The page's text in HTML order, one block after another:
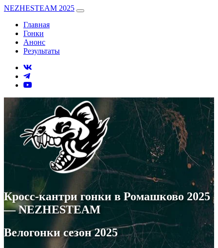
NEZHESTEAM 2025
Главная
Гонки
Анонс
Результаты
Кросс-кантри гонки в Ромашково 2025
— NEZHESTEAM
Велогонки сезон 2025